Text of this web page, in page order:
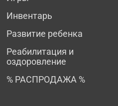
Инвентарь
Развитие ребенка
Реабилитация и
оздоровление
% РАСПРОДАЖА %